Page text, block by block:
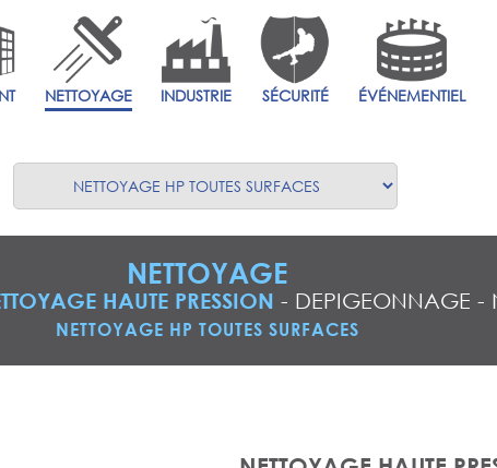
NETTOYAGE INDUSTRIE SÉCURITÉ ÉVÉNEMENTIEL
NETTOYAGE
HAUTE PRESSION - DEPIGEONNAGE -
NETTOYAGE HP TOUTES SURFACES